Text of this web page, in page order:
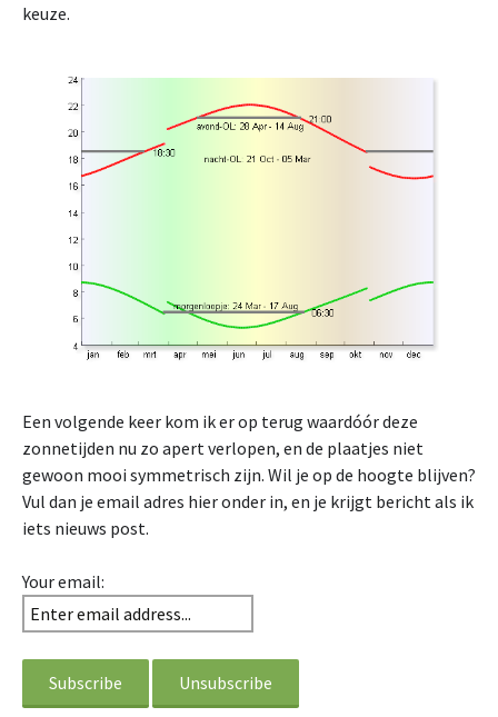
keuze.
Een volgende keer kom ik er op terug waardóór deze
zonnetijden nu zo apert verlopen, en de plaatjes niet
gewoon mooi symmetrisch zijn. Wil je op de hoogte blijven?
Vul dan je email adres hier onder in, en je krijgt bericht als ik
iets nieuws post.
Your email: